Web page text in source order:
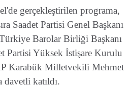
gerçekleştirilen programa,
Saadet Partisi Genel Başkanı
Barolar Birliği Başkanı
Partisi Yüksek İstişare Kurulu
Karabük Milletvekili Mehmet
katıldı.